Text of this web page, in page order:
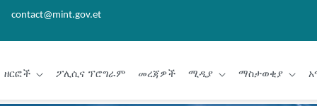
contact@mint.gov.et
ዘርፎች ፖሊሲና ፕሮግራም መረጃዎች ሚዲያ ማስታወቂያ